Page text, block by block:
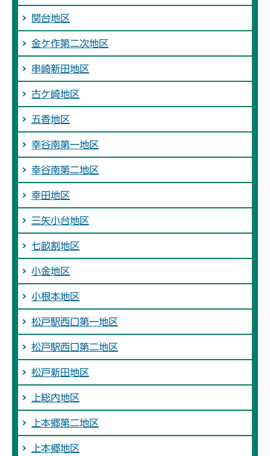
関台地区
金ケ作第二次地区
串崎新田地区
古ケ崎地区
五香地区
幸谷南第一地区
幸谷南第二地区
幸田地区
三矢小台地区
七畝割地区
小金地区
小根本地区
松戸駅西口第一地区
松戸駅西口第二地区
松戸新田地区
上総内地区
上本郷第二地区
上本郷地区